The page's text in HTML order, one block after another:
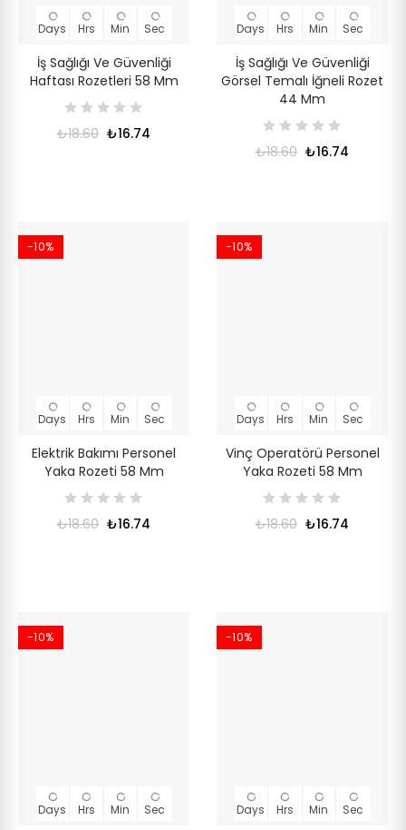
Days Hrs Min Sec
İş Sağlığı Ve Güvenliği
Haftası Rozetleri 58 Mm
₺18.60 ₺16.74
Days Hrs Min Sec
İş Sağlığı Ve Güvenliği
Görsel Temalı İğneli Rozet
44 Mm
₺18.60 ₺16.74
-10%
Days Hrs Min Sec
Elektrik Bakımı Personel
Yaka Rozeti 58 Mm
₺18.60 ₺16.74
-10%
Days Hrs Min Sec
Vinç Operatörü Personel
Yaka Rozeti 58 Mm
₺18.60 ₺16.74
-10%
Days Hrs Min Sec
-10%
Days Hrs Min Sec